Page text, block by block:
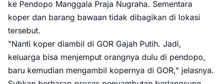
ke Pendopo Manggala Praja Nugraha. Sementara
koper dan barang bawaan tidak dibagikan di lokasi
tersebut.
"Nanti koper diambil di GOR Gajah Putih. Jadi,
keluarga bisa menjemput orangnya dulu di pendopo,
baru kemudian mengambil kopernya di GOR," jelasnya.